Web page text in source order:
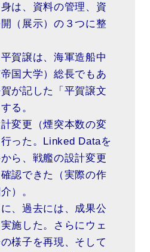
は、資料の管理、資
（展示）の３つに整
賀譲は、海軍造船中
国大学）総長でもあ
が記した「平賀譲文
る。
変更（煙突本数の変
った。Linked Dataを
ら、戦艦の設計変更
認できた（実際の作
）。
、過去には、成果公
施した。さらにウェ
様子を再現、そして